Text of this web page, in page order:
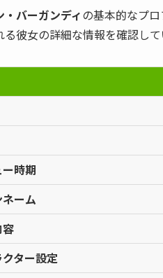
・バーガンディの基本的なプ
る彼女の詳細な情報を確認して
時期
ーム
ター設定